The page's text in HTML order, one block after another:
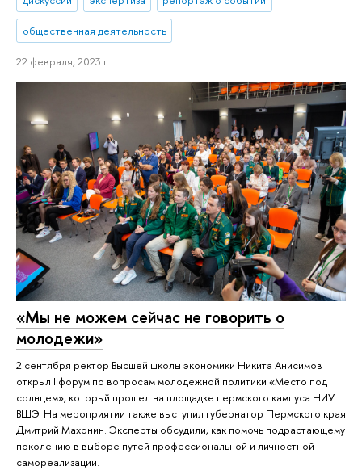
общественная деятельность
22 февраля, 2023 г.
«Мы не можем сейчас не говорить о
молодежи»
2 сентября ректор Высшей школы экономики Никита Анисимов
открыл I форум по вопросам молодежной политики «Место под
солнцем», который прошел на площадке пермского кампуса НИУ
ВШЭ. На мероприятии также выступил губернатор Пермского края
Дмитрий Махонин. Эксперты обсудили, как помочь подрастающему
поколению в выборе путей профессиональной и личностной
самореализации.